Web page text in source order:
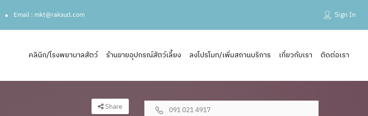
Email : mkt@raksud.com Sign In
คลินิก/โรงพยาบาลสัตว์ ร้านขายอุปกรณ์สัตว์เลี้ยง ลงโปรโมท/เพิ่มสถานบริการ เกี่ยวกับเรา ติดต่อเรา
Share 091 021 4917